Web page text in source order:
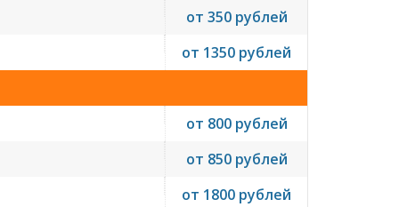
от 350 рублей
от 1350 рублей
от 800 рублей
от 850 рублей
от 1800 рублей